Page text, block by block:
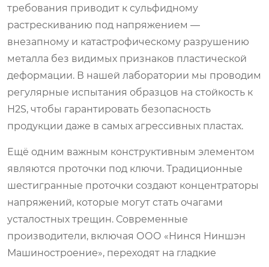
требования приводит к сульфидному
растрескиванию под напряжением —
внезапному и катастрофическому разрушению
металла без видимых признаков пластической
деформации. В нашей лаборатории мы проводим
регулярные испытания образцов на стойкость к
H2S, чтобы гарантировать безопасность
продукции даже в самых агрессивных пластах.
Ещё одним важным конструктивным элементом
являются проточки под ключи. Традиционные
шестигранные проточки создают концентраторы
напряжений, которые могут стать очагами
усталостных трещин. Современные
производители, включая ООО «Нинся Ниншэн
Машиностроение», переходят на гладкие